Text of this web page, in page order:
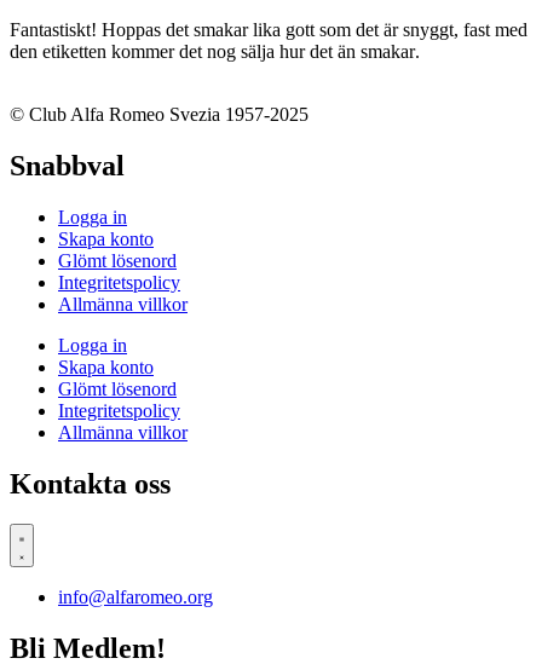
Fantastiskt! Hoppas det smakar lika gott som det är snyggt, fast med
den etiketten kommer det nog sälja hur det än smakar.
© Club Alfa Romeo Svezia 1957-2025
Snabbval
Logga in
Skapa konto
Glömt lösenord
Integritetspolicy
Allmänna villkor
Logga in
Skapa konto
Glömt lösenord
Integritetspolicy
Allmänna villkor
Kontakta oss
info@alfaromeo.org
Bli Medlem!